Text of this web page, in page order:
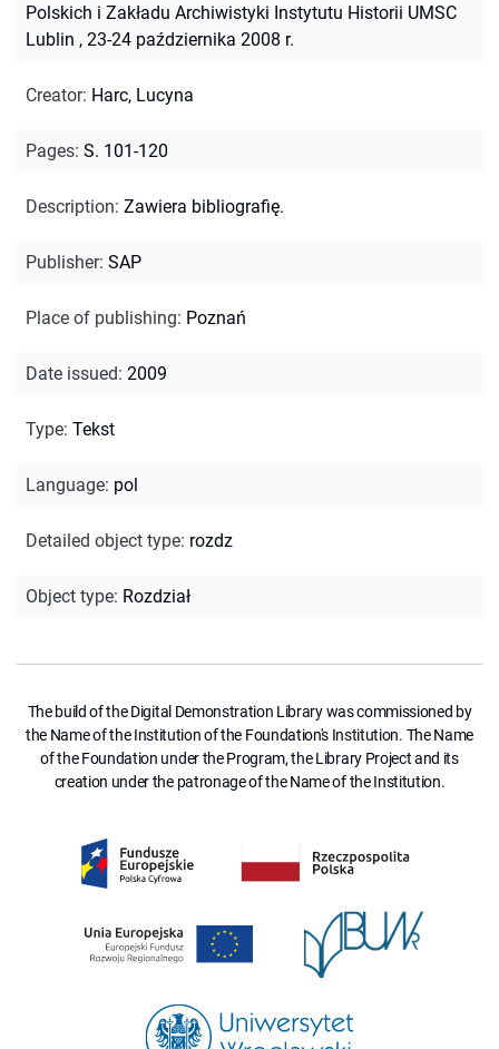
Polskich i Zakładu Archiwistyki Instytutu Historii UMSC
Lublin , 23-24 października 2008 r.
Creator: Harc, Lucyna
Pages: S. 101-120
Description: Zawiera bibliografię.
Publisher: SAP
Place of publishing: Poznań
Date issued: 2009
Type: Tekst
Language: pol
Detailed object type: rozdz
Object type: Rozdział
The build of the Digital Demonstration Library was commissioned by
the Name of the Institution of the Foundation's Institution. The Name
of the Foundation under the Program, the Library Project and its
creation under the patronage of the Name of the Institution.